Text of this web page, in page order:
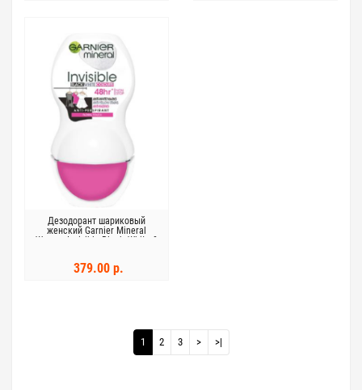
Дезодорант шариковый
женский Garnier Mineral
Woman Invisible Black, White &
379.00 р.
1 2 3 > >|